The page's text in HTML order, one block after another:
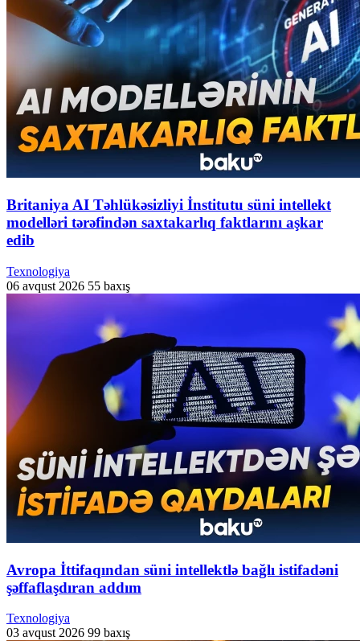
Britaniya AI Təhlükəsizliyi İnstitutu süni intellekt
modelləri tərəfindən saxtakarlıq faktlarını aşkar
edib
Texnologiya
06 avqust 2026 55 baxış
Avropa İttifaqından süni intellektlə bağlı istifadəni
şəffaflaşdıran addım
Texnologiya
03 avqust 2026 99 baxış